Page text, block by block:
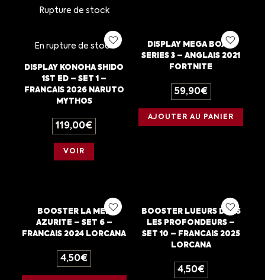
Rupture de stock
En rupture de stock
DISPLAY KONOHA SHIDO
1ST ED – SET 1 –
FRANCAIS 2026 NARUTO
MYTHOS
119,00€
VOIR
DISPLAY MEGA BOX –
SERIES 3 – ANGLAIS 2021
FORTNITE
59,90€
AJOUTER AU PANIER
BOOSTER LA MER
AZURITE – SET 6 –
FRANCAIS 2024 LORCANA
4,50€
BOOSTER LUEURS DANS
LES PROFONDEURS –
SET 10 – FRANCAIS 2025
LORCANA
4,50€